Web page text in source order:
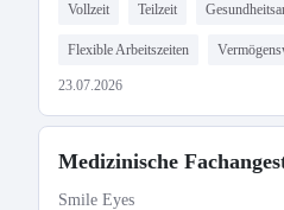
Vollzeit Teilzeit
Flexible Arbeitszeiten
23.07.2026
Medizinische
Smile Eyes